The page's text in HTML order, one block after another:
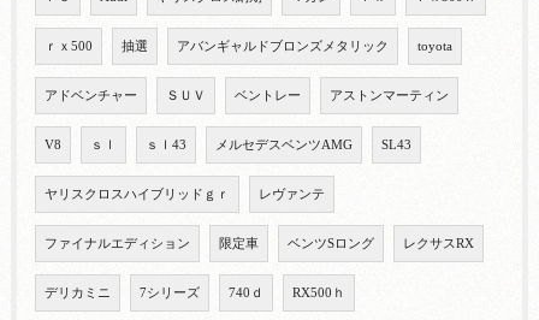
ｒｘ500 抽選 アバンギャルドブロンズメタリック toyota
アドベンチャー ＳＵＶ ベントレー アストンマーティン
V8 ｓｌ ｓｌ43 メルセデスベンツAMG SL43
ヤリスクロスハイブリッドｇｒ レヴァンテ
ファイナルエディション 限定車 ベンツSロング レクサスRX
デリカミニ 7シリーズ 740ｄ RX500ｈ